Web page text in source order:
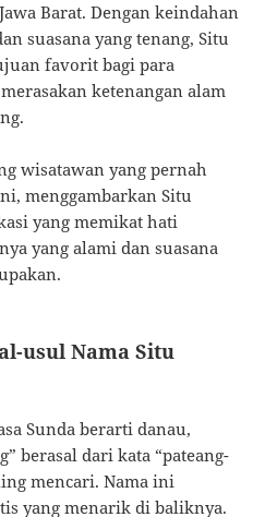
Barat. Dengan keindahan
suasana yang tenang, Situ
favorit bagi para
ketenangan alam
wisatawan yang pernah
menggambarkan Situ
yang memikat hati
yang alami dan suasana
usul Nama Situ
Sunda berarti danau,
berasal dari kata “pateang-
mencari. Nama ini
yang menarik di baliknya.